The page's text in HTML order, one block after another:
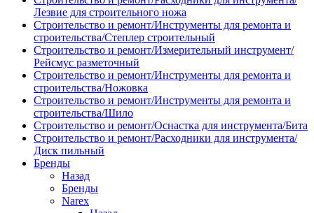
Лезвие для строительного ножа
Строительство и ремонт/Инструменты для ремонта и
строительства/Степлер строительный
Строительство и ремонт/Измерительный инструмент/
Рейсмус разметочный
Строительство и ремонт/Инструменты для ремонта и
строительства/Ножовка
Строительство и ремонт/Инструменты для ремонта и
строительства/Шило
Строительство и ремонт/Оснастка для инструмента/Бита
Строительство и ремонт/Расходники для инструмента/
Диск пильный
Бренды
Назад
Бренды
Narex